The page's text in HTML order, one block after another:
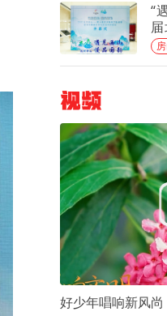
“
请
视频
好少年唱响新风尚